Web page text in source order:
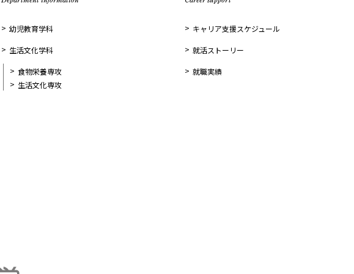
幼児教育学科
生活文化学科
食物栄養専攻
生活文化専攻
キャリア支援スケジュール
就活ストーリー
就職実績